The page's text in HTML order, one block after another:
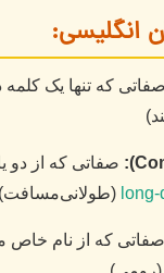
انگلیسی:
صفاتی که تنها یک
صفاتی که از دو
صفاتی که از نام